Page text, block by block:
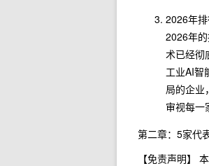
2026年排
2026年
术已经彻
工业AI智
局的企业
审视每一
第二章：5家代
【免责声明】